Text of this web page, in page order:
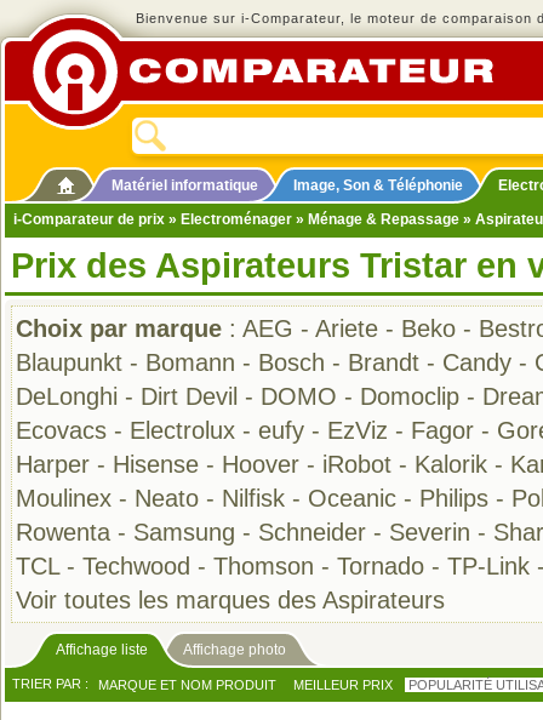
Bienvenue sur i-Comparateur, le moteur de comparaison
Matériel informatique Image, Son & Téléphonie
i-Comparateur de prix » Electroménager » Ménage & Repassage »
Prix des Aspirateurs Tristar en
Choix par marque : AEG - Ariete - Beko -
Blaupunkt - Bomann - Bosch - Brandt - Candy -
DeLonghi - Dirt Devil - DOMO - Domoclip -
Ecovacs - Electrolux - eufy - EzViz - Fagor -
Harper - Hisense - Hoover - iRobot - Kalorik -
Moulinex - Neato - Nilfisk - Oceanic - Philips -
Rowenta - Samsung - Schneider - Severin -
TCL- Techwood - Thomson - Tornado - TP-Link
Voir toutes les marques des Aspirateurs
Affichage liste Affichage photo
TRIER PAR : MARQUE ET NOM PRODUIT MEILLEUR PRIX POPULARITÉ